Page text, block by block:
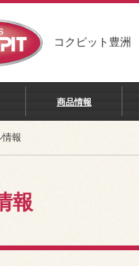
コクピット豊洲
商品情報
情報
報